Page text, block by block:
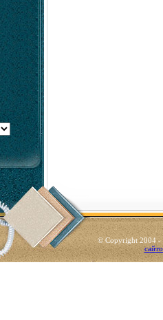
© Copyright 2004 -